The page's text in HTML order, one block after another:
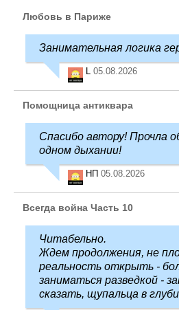
Любовь в Париже
Занимательная логика
05.08.2026
Помощница антиквара
Спасибо автору! Прочла
одном дыхании!
НП 05.08.2026
Всегда война Часть 10
Читабельно.
Ждем продолжения, не
реальность открыть -
заниматься разведкой -
сказать, щупальца в